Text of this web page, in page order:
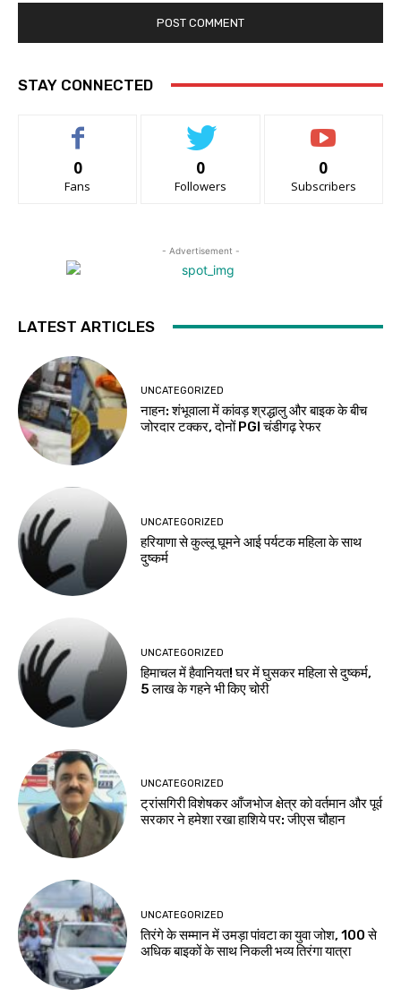
STAY CONNECTED
0
Fans
0
Followers
0
Subscribers
- Advertisement -
LATEST ARTICLES
UNCATEGORIZED
नाहन: शंभूवाला में कांवड़ श्रद्धालु और बाइक के बीच
जोरदार टक्कर, दोनों PGI चंडीगढ़ रेफर
UNCATEGORIZED
हरियाणा से कुल्लू घूमने आई पर्यटक महिला के साथ
दुष्कर्म
UNCATEGORIZED
हिमाचल में हैवानियत! घर में घुसकर महिला से दुष्कर्म,
5 लाख के गहने भी किए चोरी
UNCATEGORIZED
ट्रांसगिरी विशेषकर आँजभोज क्षेत्र को वर्तमान और पूर्व
सरकार ने हमेशा रखा हाशिये पर: जीएस चौहान
UNCATEGORIZED
तिरंगे के सम्मान में उमड़ा पांवटा का युवा जोश, 100 से
अधिक बाइकों के साथ निकली भव्य तिरंगा यात्रा